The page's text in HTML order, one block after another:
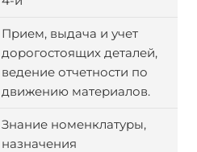
Прием, выдача и учет
дорогостоящих деталей,
ведение отчетности по
движению материалов.
Знание номенклатуры,
назначения